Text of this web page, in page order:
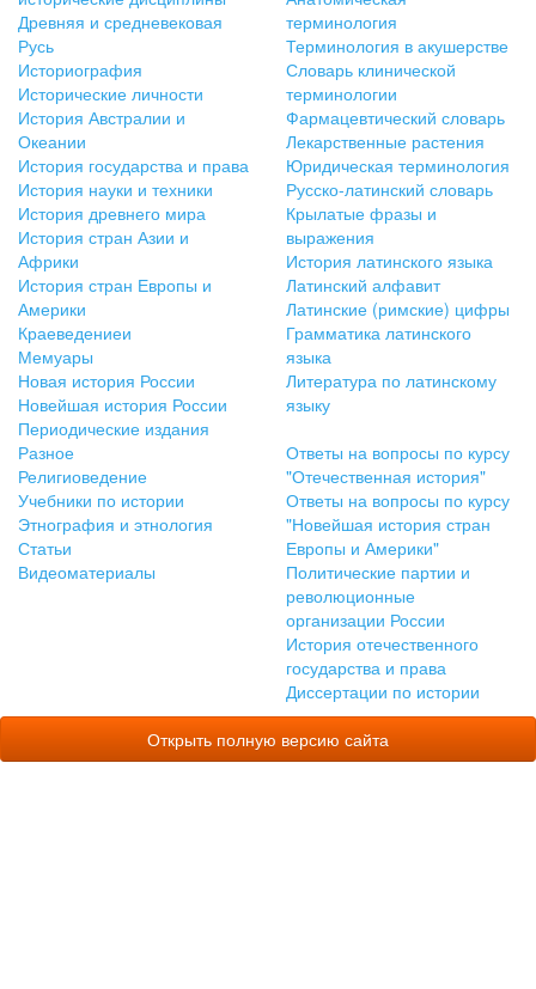
Древняя и средневековая
Русь
Историография
Исторические личности
История Австралии и
Океании
История государства и права
История науки и техники
История древнего мира
История стран Азии и
Африки
История стран Европы и
Америки
Краеведениеи
Мемуары
Новая история России
Новейшая история России
Периодические издания
Разное
Религиоведение
Учебники по истории
Этнография и этнология
Статьи
Видеоматериалы
терминология
Терминология в акушерстве
Словарь клинической
терминологии
Фармацевтический словарь
Лекарственные растения
Юридическая терминология
Русско-латинский словарь
Крылатые фразы и
выражения
История латинского языка
Латинский алфавит
Латинские (римские) цифры
Грамматика латинского
языка
Литература по латинскому
языку
Ответы на вопросы по курсу
"Отечественная история"
Ответы на вопросы по курсу
"Новейшая история стран
Европы и Америки"
Политические партии и
революционные
организации России
История отечественного
государства и права
Диссертации по истории
Открыть полную версию сайта